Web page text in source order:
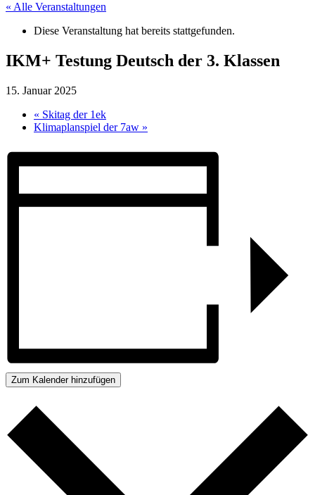
« Alle Veranstaltungen
Diese Veranstaltung hat bereits stattgefunden.
IKM+ Testung Deutsch der 3. Klassen
15. Januar 2025
« Skitag der 1ek
Klimaplanspiel der 7aw »
Zum Kalender hinzufügen